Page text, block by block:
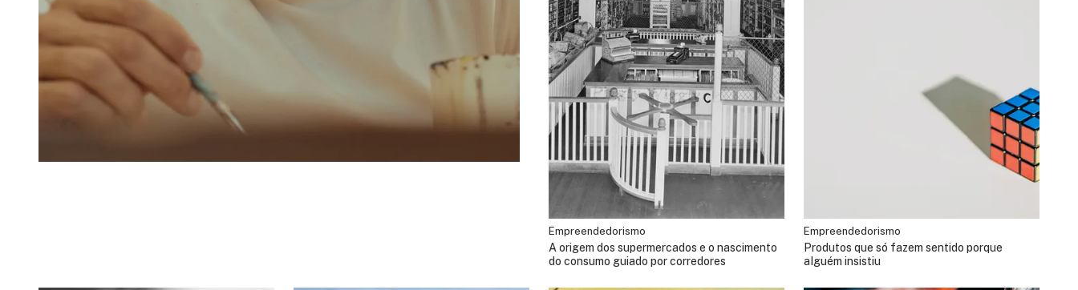
Empreendedorismo
A origem dos supermercados e o nascimento
do consumo guiado por corredores
Empreendedorismo
Produtos que só fazem sentido porque
alguém insistiu